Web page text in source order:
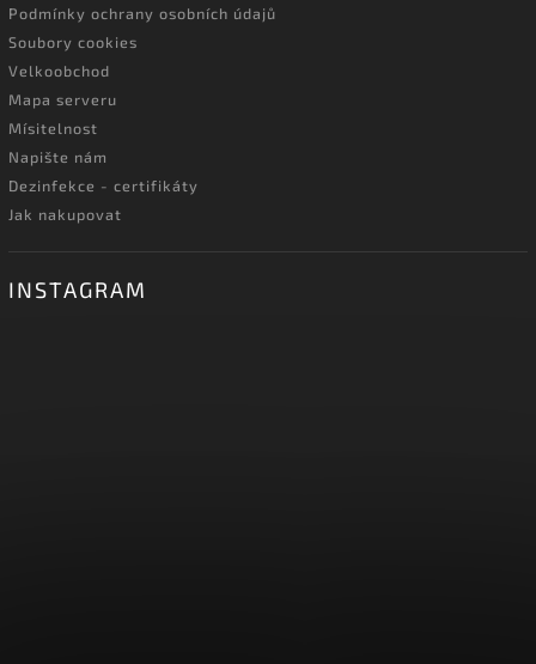
Podmínky ochrany osobních údajů
Soubory cookies
Velkoobchod
Mapa serveru
Mísitelnost
Napište nám
Dezinfekce - certifikáty
Jak nakupovat
INSTAGRAM